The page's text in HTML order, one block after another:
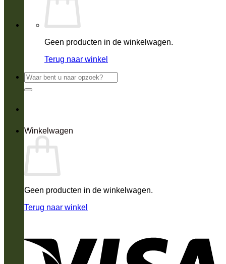
Geen producten in de winkelwagen.
Terug naar winkel
Zoeken
naar:
Winkelwagen
Geen producten in de winkelwagen.
Terug naar winkel